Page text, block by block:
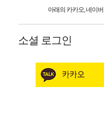
아래의 카카오, 네이
소셜 로그인